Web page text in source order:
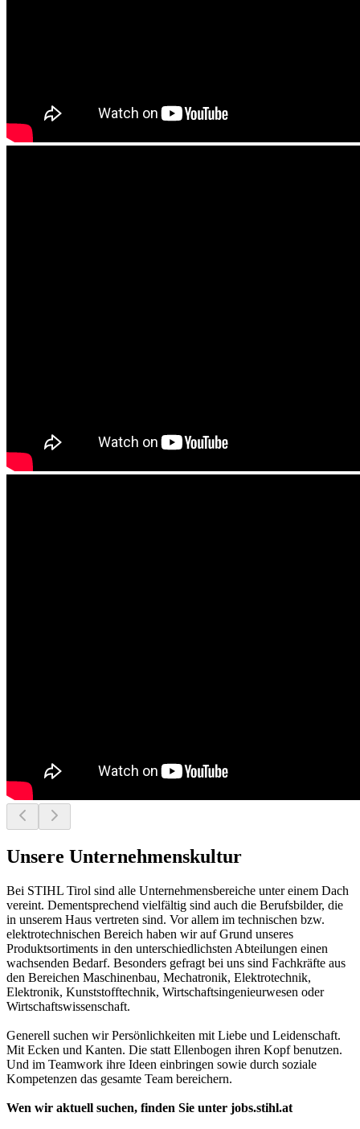
Unsere Unternehmenskultur
Bei STIHL Tirol sind alle Unternehmensbereiche unter einem Dach
vereint. Dementsprechend vielfältig sind auch die Berufsbilder, die
in unserem Haus vertreten sind. Vor allem im technischen bzw.
elektrotechnischen Bereich haben wir auf Grund unseres
Produktsortiments in den unterschiedlichsten Abteilungen einen
wachsenden Bedarf. Besonders gefragt bei uns sind Fachkräfte aus
den Bereichen Maschinenbau, Mechatronik, Elektrotechnik,
Elektronik, Kunststofftechnik, Wirtschaftsingenieurwesen oder
Wirtschaftswissenschaft.
Generell suchen wir Persönlichkeiten mit Liebe und Leidenschaft.
Mit Ecken und Kanten. Die statt Ellenbogen ihren Kopf benutzen.
Und im Teamwork ihre Ideen einbringen sowie durch soziale
Kompetenzen das gesamte Team bereichern.
Wen wir aktuell suchen, finden Sie unter jobs.stihl.at